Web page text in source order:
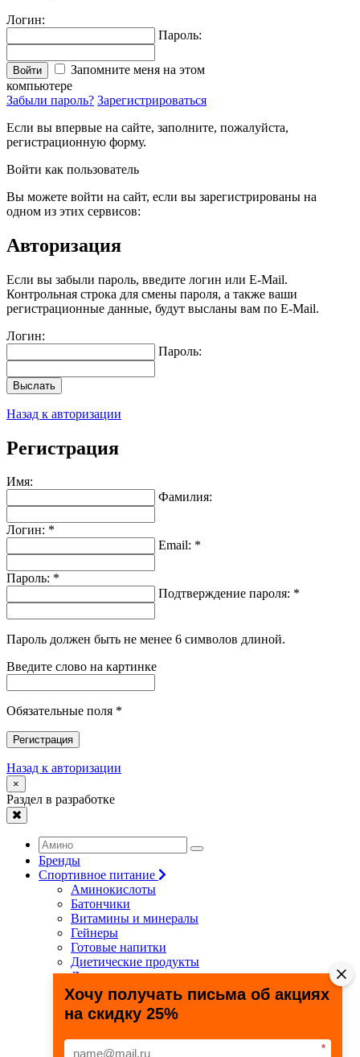
Логин:
Пароль:
Войти
Запомните меня на этом
компьютере
Забыли пароль? Зарегистрироваться
Если вы впервые на сайте, заполните, пожалуйста,
регистрационную форму.
Войти как пользователь
Вы можете войти на сайт, если вы зарегистрированы на
одном из этих сервисов:
Авторизация
Если вы забыли пароль, введите логин или E-Mail.
Контрольная строка для смены пароля, а также ваши
регистрационные данные, будут высланы вам по E-Mail.
Логин:
Пароль:
Выслать
Назад к авторизации
Регистрация
Имя:
Фамилия:
Логин: *
Email: *
Пароль: *
Подтверждение пароля: *
Пароль должен быть не менее 6 символов длиной.
Введите слово на картинке
Обязательные поля *
Регистрация
Назад к авторизации
×
Раздел в разработке
Бренды
Спортивное питание
Аминокислоты
Батончики
Витамины и минералы
Гейнеры
Готовые напитки
Диетические продукты
Для связок и суставов
Жиросжигатели
Здоровье и долголетие
Креатин
Специальные препараты
Хочу получать письма об акциях
на скидку 25%
*